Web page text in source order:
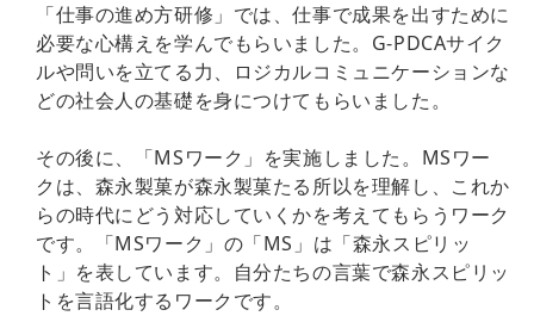
「仕事の進め方研修」では、仕事で成果を出すために
必要な心構えを学んでもらいました。G-PDCAサイク
ルや問いを立てる力、ロジカルコミュニケーションな
どの社会人の基礎を身につけてもらいました。
その後に、「MSワーク」を実施しました。MSワー
クは、森永製菓が森永製菓たる所以を理解し、これか
らの時代にどう対応していくかを考えてもらうワーク
です。「MSワーク」の「MS」は「森永スピリッ
ト」を表しています。自分たちの言葉で森永スピリッ
トを言語化するワークです。